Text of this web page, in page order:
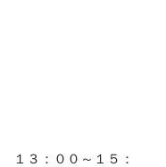
１３：００～１５：